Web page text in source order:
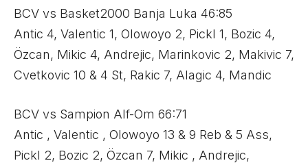
BCV vs Basket2000 Banja Luka 46:85
Antic 4, Valentic 1, Olowoyo 2, Pickl 1, Bozic 4,
Özcan, Mikic 4, Andrejic, Marinkovic 2, Makivic 7,
Cvetkovic 10 & 4 St, Rakic 7, Alagic 4, Mandic
BCV vs Sampion Alf-Om 66:71
Antic , Valentic , Olowoyo 13 & 9 Reb & 5 Ass,
Pickl 2, Bozic 2, Özcan 7, Mikic , Andrejic,